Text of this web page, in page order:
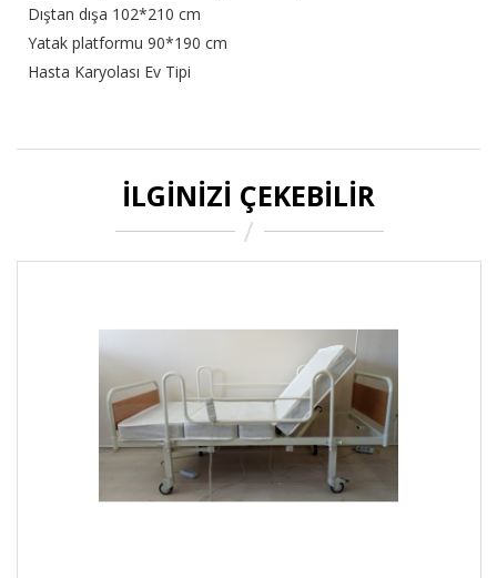
Dıştan dışa 102*210 cm
Yatak platformu 90*190 cm
Hasta Karyolası Ev Tipi
İLGINIZI ÇEKEBILIR